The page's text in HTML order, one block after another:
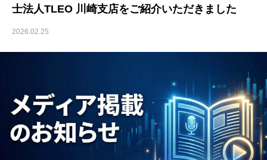
士法人TLEO 川崎支店をご紹介いただきました
2026.02.25